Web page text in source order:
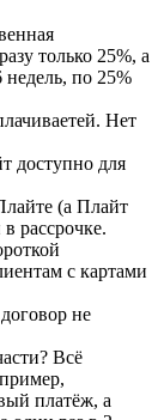
только 25%, а
недель, по 25%
Нет
доступно для
(а Плайт
рассрочке.
с картами
не
Всё
платёж, а